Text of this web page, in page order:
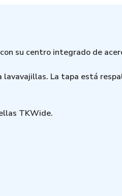
su centro integrado de
La tapa está
TKWide.